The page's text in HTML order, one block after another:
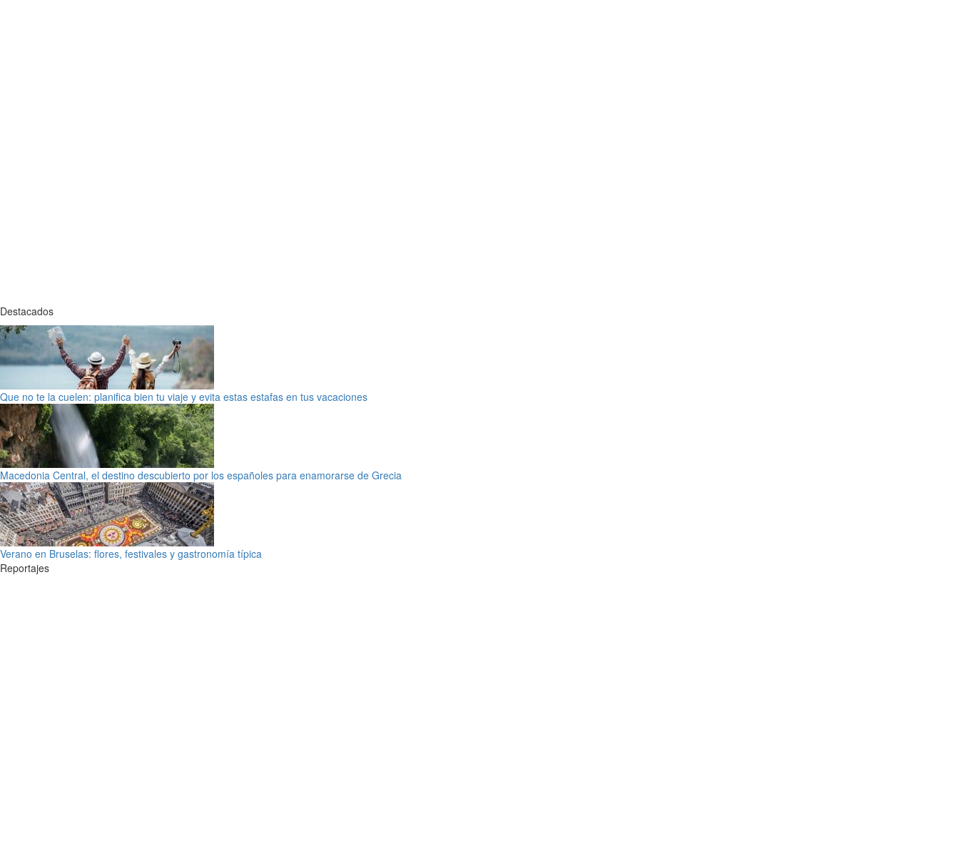
Destacados
Que no te la cuelen: planifica bien tu viaje y evita estas estafas en tus vacaciones
Macedonia Central, el destino descubierto por los españoles para enamorarse de Grecia
Verano en Bruselas: flores, festivales y gastronomía típica
Reportajes